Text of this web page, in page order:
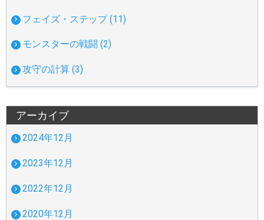
フェイズ・ステップ (11)
モンスターの戦闘 (2)
攻守の計算 (3)
アーカイブ
2024年12月
2023年12月
2022年12月
2020年12月